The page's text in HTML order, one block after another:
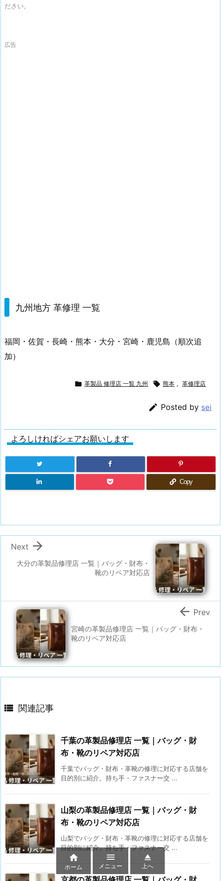
ださい。
広告
九州地方 革修理 一覧
福岡・佐賀・長崎・熊本・大分・宮崎・鹿児島（順次追
加）
 革製品 修理店 一覧 九州  熊本 , 革修理店
 Posted by sei
よろしければシェアお願いします
Copy
大分の革製品修理店 一覧｜バッグ・財布・
靴のリペア対応店

Next
宮崎の革製品修理店 一覧｜バッグ・財布・
靴のリペア対応店
 Prev
 関連記事
千葉の革製品修理店 一覧｜バッグ・財
布・靴のリペア対応店
千葉でバッグ・財布・革靴の修理に対応する店舗を
目的別に紹介。持ち手・ファスナー交 ...
山梨の革製品修理店 一覧｜バッグ・財
布・靴のリペア対応店
山梨でバッグ・財布・革靴の修理に対応する店舗を
目的別に紹介。持ち手・ファスナー交 ...

ホーム

メニュー

上へ